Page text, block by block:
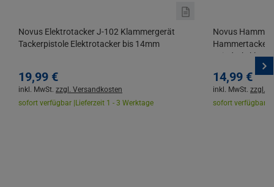
Novus Elektrotacker J-102 Klammergerät
Tackerpistole Elektrotacker bis 14mm
19,99 €
inkl. MwSt. zzgl. Versandkosten
sofort verfügbar | Lieferzeit 1 - 3 Werktage
Novus
Hammertacker
14,99 €
inkl. MwSt. zzgl.
sofort verfügbar |